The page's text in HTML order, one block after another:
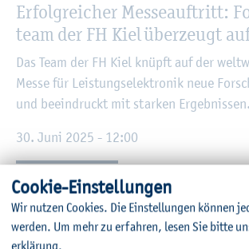
Er­folg­rei­cher Mes­se­auf­tritt:
team der FH Kiel über­zeugt
Das Team der FH Kiel knüpft auf der
Messe für Leis­tungs­elek­tro­nik neue
und be­ein­druckt mit star­ken Er­geb­nis­sen.
30. Juni 2025 - 12:00
Coo­kie-Ein­stel­lun­gen
Wir nut­zen Coo­kies. Die Ein­stel­lun­gen kön­nen
wer­den. Um mehr zu er­fah­ren, lesen Sie bitte
er­klä­rung.